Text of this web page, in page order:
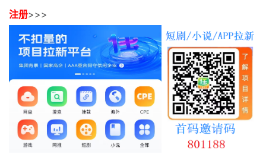
无人直播
电商入门
最新通知
项目介绍
注册>>>